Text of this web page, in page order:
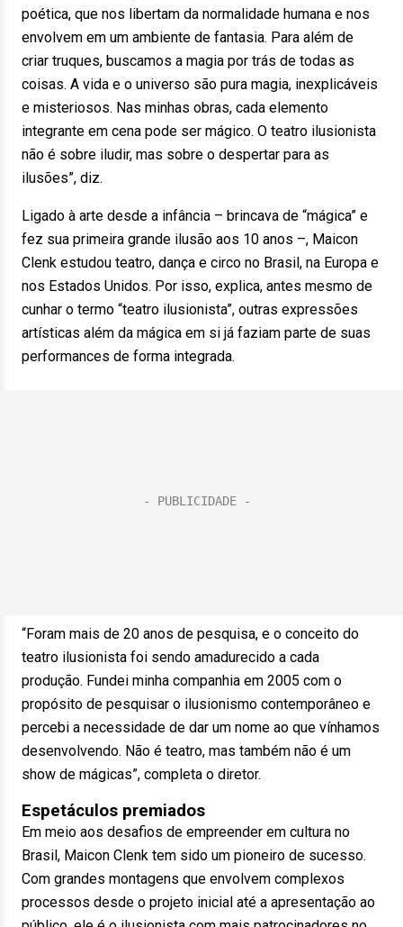
poética, que nos libertam da normalidade humana e nos
envolvem em um ambiente de fantasia. Para além de
criar truques, buscamos a magia por trás de todas as
coisas. A vida e o universo são pura magia, inexplicáveis
e misteriosos. Nas minhas obras, cada elemento
integrante em cena pode ser mágico. O teatro ilusionista
não é sobre iludir, mas sobre o despertar para as
ilusões”, diz.
Ligado à arte desde a infância – brincava de “mágica” e
fez sua primeira grande ilusão aos 10 anos –, Maicon
Clenk estudou teatro, dança e circo no Brasil, na Europa e
nos Estados Unidos. Por isso, explica, antes mesmo de
cunhar o termo “teatro ilusionista”, outras expressões
artísticas além da mágica em si já faziam parte de suas
performances de forma integrada.
“Foram mais de 20 anos de pesquisa, e o conceito do
teatro ilusionista foi sendo amadurecido a cada
produção. Fundei minha companhia em 2005 com o
propósito de pesquisar o ilusionismo contemporâneo e
percebi a necessidade de dar um nome ao que vínhamos
desenvolvendo. Não é teatro, mas também não é um
show de mágicas”, completa o diretor.
Espetáculos premiados
Em meio aos desafios de empreender em cultura no
Brasil, Maicon Clenk tem sido um pioneiro de sucesso.
Com grandes montagens que envolvem complexos
processos desde o projeto inicial até a apresentação ao